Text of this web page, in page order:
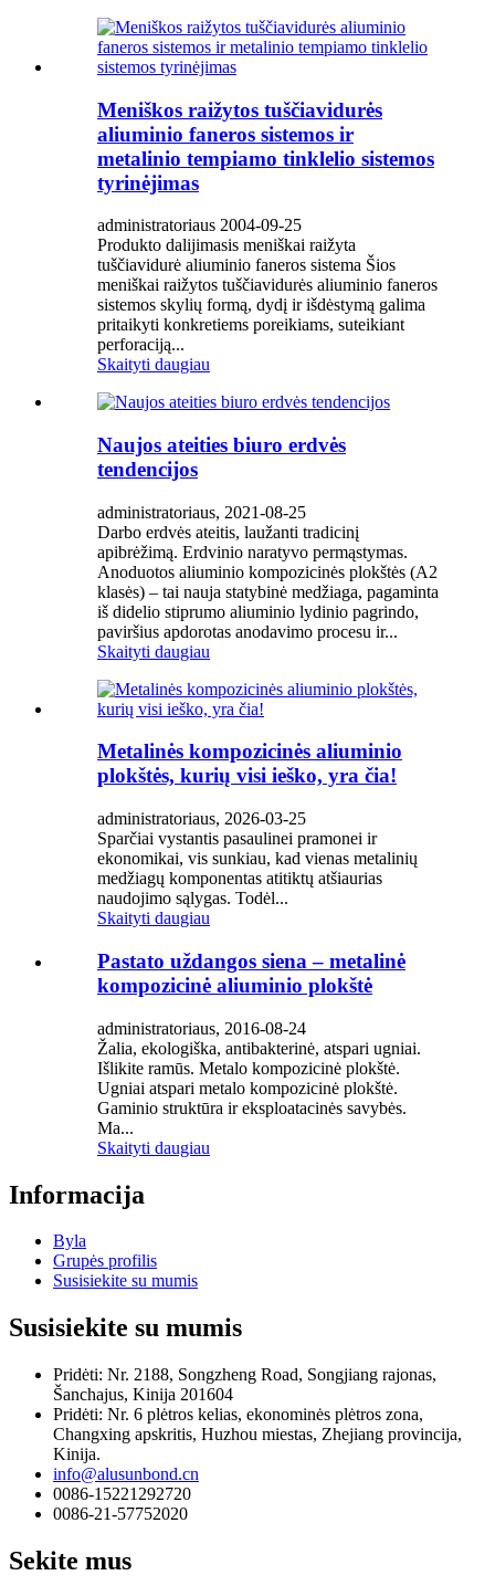
Meniškos raižytos tuščiavidurės
aliuminio faneros sistemos ir
metalinio tempiamo tinklelio sistemos
tyrinėjimas
administratoriaus 2004-09-25
Produkto dalijimasis meniškai raižyta
tuščiavidurė aliuminio faneros sistema Šios
meniškai raižytos tuščiavidurės aliuminio faneros
sistemos skylių formą, dydį ir išdėstymą galima
pritaikyti konkretiems poreikiams, suteikiant
perforaciją...
Skaityti daugiau
Naujos ateities biuro erdvės
tendencijos
administratoriaus, 2021-08-25
Darbo erdvės ateitis, laužanti tradicinį
apibrėžimą. Erdvinio naratyvo permąstymas.
Anoduotos aliuminio kompozicinės plokštės (A2
klasės) – tai nauja statybinė medžiaga, pagaminta
iš didelio stiprumo aliuminio lydinio pagrindo,
paviršius apdorotas anodavimo procesu ir...
Skaityti daugiau
Metalinės kompozicinės aliuminio
plokštės, kurių visi ieško, yra čia!
administratoriaus, 2026-03-25
Sparčiai vystantis pasaulinei pramonei ir
ekonomikai, vis sunkiau, kad vienas metalinių
medžiagų komponentas atitiktų atšiaurias
naudojimo sąlygas. Todėl...
Skaityti daugiau
Pastato uždangos siena – metalinė
kompozicinė aliuminio plokštė
administratoriaus, 2016-08-24
Žalia, ekologiška, antibakterinė, atspari ugniai.
Išlikite ramūs. Metalo kompozicinė plokštė.
Ugniai atspari metalo kompozicinė plokštė.
Gaminio struktūra ir eksploatacinės savybės.
Ma...
Skaityti daugiau
Informacija
Byla
Grupės profilis
Susisiekite su mumis
Susisiekite su mumis
Pridėti: Nr. 2188, Songzheng Road, Songjiang rajonas,
Šanchajus, Kinija 201604
Pridėti: Nr. 6 plėtros kelias, ekonominės plėtros zona,
Changxing apskritis, Huzhou miestas, Zhejiang provincija,
Kinija.
info@alusunbond.cn
0086-15221292720
0086-21-57752020
Sekite mus